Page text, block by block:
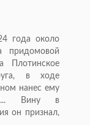
года около
придомовой
Плотинское
в ходе
нанес ему
Вину в
он признал,